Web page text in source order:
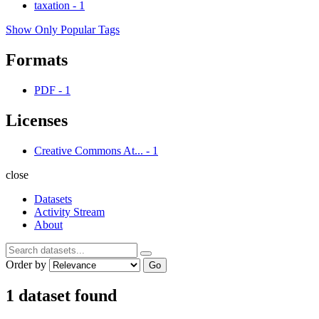
taxation - 1
Show Only Popular Tags
Formats
PDF - 1
Licenses
Creative Commons At... - 1
close
Datasets
Activity Stream
About
Order by Go
1 dataset found